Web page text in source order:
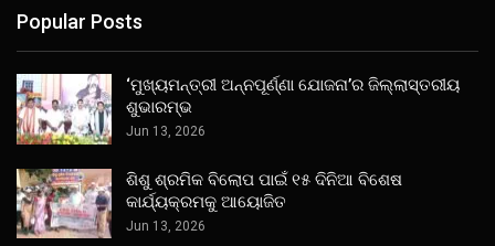
Popular Posts
‘ମୁଖ୍ୟମନ୍ତ୍ରୀ ଅନ୍ନପୂର୍ଣ୍ଣା ଯୋଜନା’ର ଜିଲ୍ଲାସ୍ତରୀୟ
ଶୁଭାରମ୍ଭ
Jun 13, 2026
ଶିଶୁ ଶ୍ରମିକ ବିଲୋପ ପାଇଁ ୧୫ ଦିନିଆ ବିଶେଷ
କାର୍ଯ୍ୟକ୍ରମକୁ ଆୟୋଜିତ
Jun 13, 2026